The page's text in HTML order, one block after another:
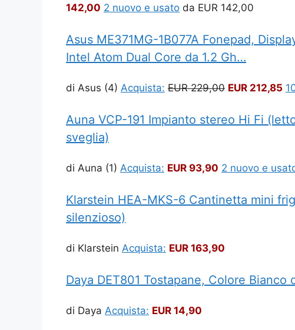
142,00 2 nuovo e usato da EUR 142,00
Asus ME371MG-1B077A Fonepad,
Intel Atom Dual Core da 1.2 Gh…
di Asus (4) Acquista: EUR 229,00 EUR 212,85
Auna VCP-191 Impianto stereo Hi Fi
sveglia)
di Auna (1) Acquista: EUR 93,90 2 nuovo e
Klarstein HEA-MKS-6 Cantinetta mini
silenzioso)
di Klarstein Acquista: EUR 163,90
Daya DET801 Tostapane, Colore Bianco
di Daya Acquista: EUR 14,90